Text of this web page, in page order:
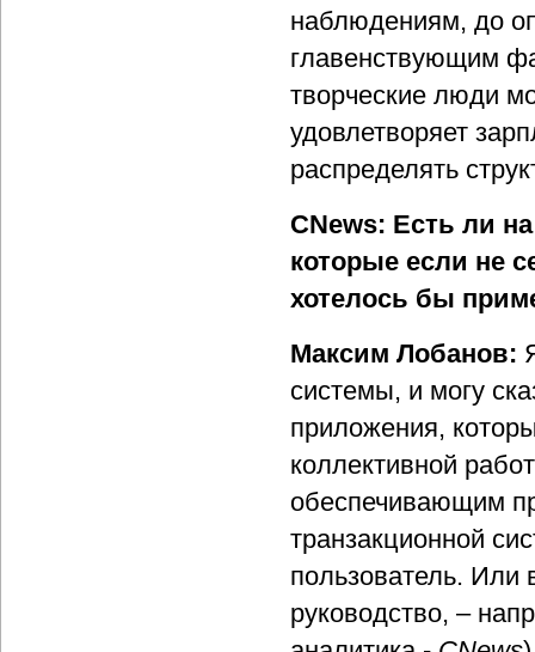
наблюдениям, до
главенствующим
творческие люди
удовлетворяет
распределять
CNews: Есть ли
которые если не
хотелось бы
Максим Лобанов:
системы, и могу
приложения,
коллективной
обеспечивающим
транзакционной
пользователь. Или
руководство, –